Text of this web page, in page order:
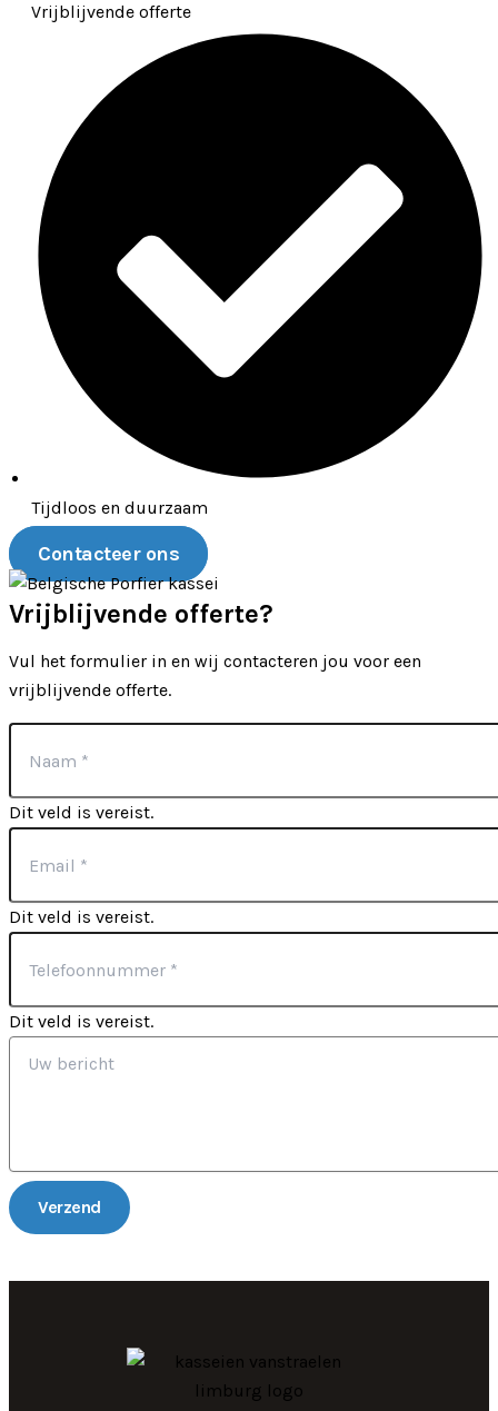
Vrijblijvende offerte
Tijdloos en duurzaam
Contacteer ons
Vrijblijvende offerte?
Vul het formulier in en wij contacteren jou voor een
vrijblijvende offerte.
Dit veld is vereist.
Dit veld is vereist.
Dit veld is vereist.
Verzend